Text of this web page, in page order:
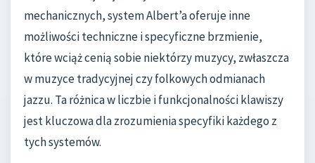
mechanicznych, system Albert’a oferuje inne
możliwości techniczne i specyficzne brzmienie,
które wciąż cenią sobie niektórzy muzycy, zwłaszcza
w muzyce tradycyjnej czy folkowych odmianach
jazzu. Ta różnica w liczbie i funkcjonalności klawiszy
jest kluczowa dla zrozumienia specyfiki każdego z
tych systemów.